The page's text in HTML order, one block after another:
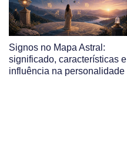
Signos no Mapa Astral:
significado, características e
influência na personalidade